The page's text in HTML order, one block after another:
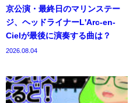
京公演・最終日のマリンステー
ジ、ヘッドライナーL'Arc-en-
Cielが最後に演奏する曲は？
2026.08.04